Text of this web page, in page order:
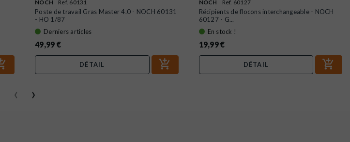
NOCH Ref. 60131
Poste de travail Gras Master 4.0 - NOCH 60131
- HO 1/87
Derniers articles
49,99 €
DÉTAIL
NOCH Ref. 60127
Récipients de flocons interchangeable - NOCH
60127 - G...
En stock !
19,99 €
DÉTAIL
‹ ›